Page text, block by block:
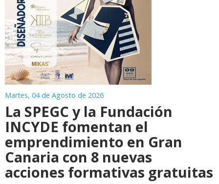
Martes, 04 de Agosto de 2026
La SPEGC y la Fundación
INCYDE fomentan el
emprendimiento en Gran
Canaria con 8 nuevas
acciones formativas gratuitas